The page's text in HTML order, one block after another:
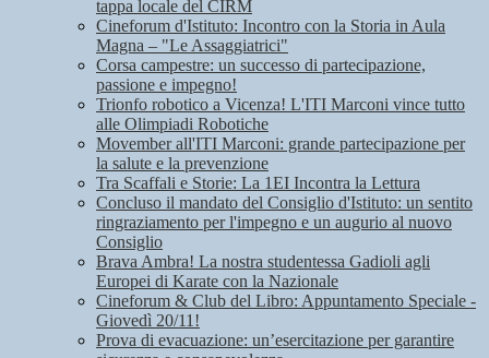
tappa locale del CIRM
Cineforum d'Istituto: Incontro con la Storia in Aula
Magna – "Le Assaggiatrici"
Corsa campestre: un successo di partecipazione,
passione e impegno!
Trionfo robotico a Vicenza! L'ITI Marconi vince tutto
alle Olimpiadi Robotiche
Movember all'ITI Marconi: grande partecipazione per
la salute e la prevenzione
Tra Scaffali e Storie: La 1EI Incontra la Lettura
Concluso il mandato del Consiglio d'Istituto: un sentito
ringraziamento per l'impegno e un augurio al nuovo
Consiglio
Brava Ambra! La nostra studentessa Gadioli agli
Europei di Karate con la Nazionale
Cineforum & Club del Libro: Appuntamento Speciale -
Giovedì 20/11!
Prova di evacuazione: un’esercitazione per garantire